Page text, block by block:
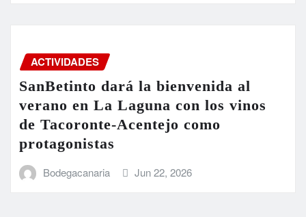
ACTIVIDADES
SanBetinto dará la bienvenida al
verano en La Laguna con los vinos
de Tacoronte-Acentejo como
protagonistas
Bodegacanaria Jun 22, 2026